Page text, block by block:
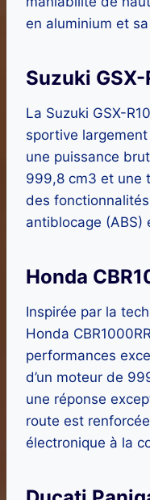
en aluminium et
Suzuki
La Suzuki GSX-
sportive
une puissance
999,8 cm3 et une
des
antiblocage (ABS)
Honda
Inspirée par la
Honda
performances
d’un moteur de
une réponse
route est
électronique à la